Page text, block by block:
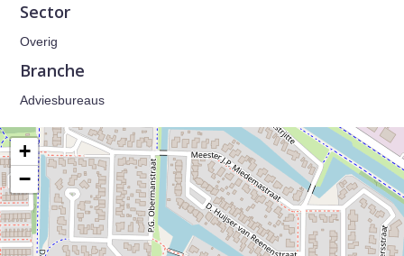
Sector
Overig
Branche
Adviesbureaus
+
−